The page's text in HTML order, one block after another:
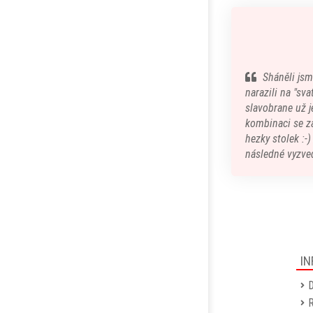
Sháněli
narazili na
slavobrane už
kombinaci se
hezky stolek :-
následné